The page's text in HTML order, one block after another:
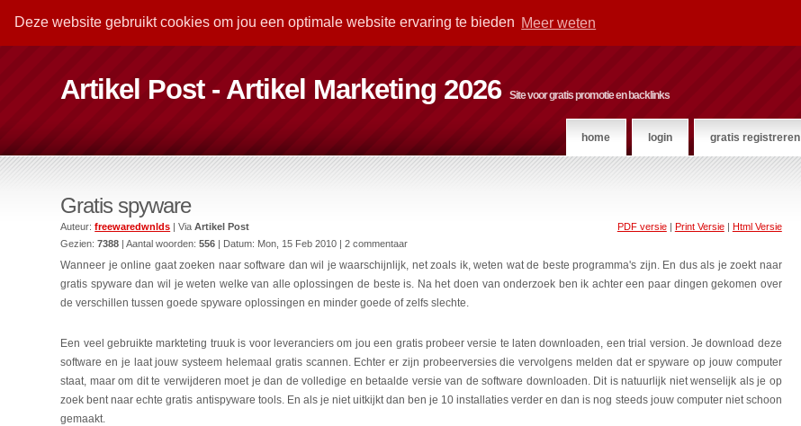
Deze website gebruikt cookies om jou een optimale website ervaring te bieden Meer weten
Artikel Post - Artikel Marketing 2026 Site voor gratis promotie en backlinks
home login gratis registreren
Gratis spyware
PDF versie| Print Versie| Html Versie
Auteur:freewaredwnlds | ViaArtikel Post
Gezien:7388 | Aantal woorden:556 | Datum: Mon, 15 Feb 2010 | 2 commentaar
Wanneer je online gaat zoeken naar software dan wil je waarschijnlijk, net zoals ik, weten wat de beste programma's zijn. En dus als je zoekt naar
gratis spyware dan wil je weten welke van alle oplossingen de beste is. Na het doen van onderzoek ben ik achter een paar dingen gekomen over
de verschillen tussen goede spyware oplossingen en minder goede of zelfs slechte.
Een veel gebruikte markteting truuk is voor leveranciers om jou een gratis probeer versie te laten downloaden, een trial version. Je download deze
software en je laat jouw systeem helemaal gratis scannen. Echter er zijn probeerversies die vervolgens melden dat er spyware op jouw computer
staat, maar om dit te verwijderen moet je dan de volledige en betaalde versie van de software downloaden. Dit is natuurlijk niet wenselijk als je op
zoek bent naar echte gratis antispyware tools. En als je niet uitkijkt dan ben je 10 installaties verder en dan is nog steeds jouw computer niet schoon
gemaakt.